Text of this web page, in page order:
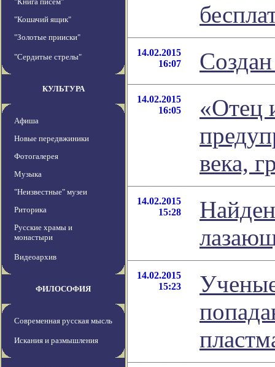
"Кошачий ящик"
"Золотые прииски"
"Сердитые стрелы"
КУЛЬТУРА
Афиша
Новые передвжиники
Фотогалерея
Музыка
"Неизвестные" музеи
Риторика
Русские храмы и
монастыри
Видеоархив
ФИЛОСОФИЯ
Современная русская мысль
Искания и размышления
14.02.2015
16:07
14.02.2015
16:05
«Отец
века,
14.02.2015
15:28
14.02.2015
15:23